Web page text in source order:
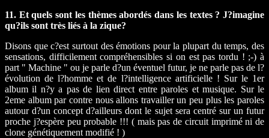
11. Et quels sont les thèmes abordés dans les textes ? J?imagine
qu?ils sont très liés à la zique?
Disons que c?est surtout des émotions pour la plupart du temps, des
sensations, difficilement compréhensibles si on est pas tordu ! ;-) à
part " Machine " ou je parle d?un éventuel futur, je ne parle pas de l?
évolution de l?homme et de l?intelligence artificielle ! Sur le 1er
album il n?y a pas de lien direct entre paroles et musique. Sur le
2eme album par contre nous allons travailler un peu plus les paroles
autour d?un concept d?ailleurs dont le sujet sera centré sur un futur
proche j?espère peu probable !!! ( mais pas de circuit imprimé ni de
clone génétiquement modifié ! )